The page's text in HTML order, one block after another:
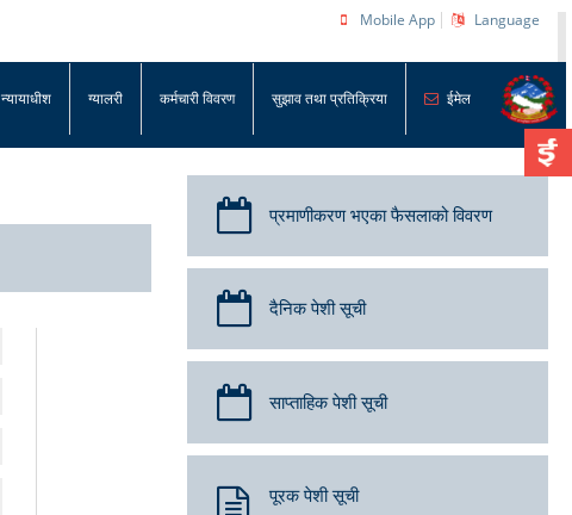
Mobile App Language
न्यायाधीश ग्यालरी कर्मचारी विवरण सुझाव तथा प्रतिक्रिया ईमेल
प्रमाणीकरण भएका फैसलाको विवरण
दैनिक पेशी सूची
साप्ताहिक पेशी सूची
पूरक पेशी सूची